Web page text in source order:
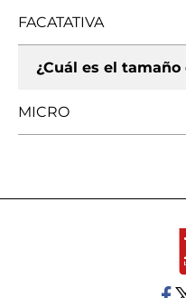
FACATATIVA
¿Cuál es el
MICRO